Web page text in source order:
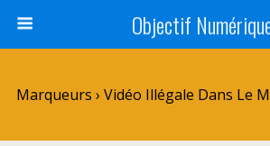
Objectif
Marqueurs › Vidéo Illégale Dans Le